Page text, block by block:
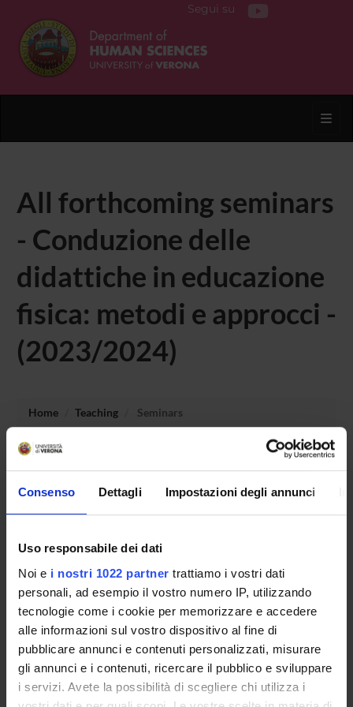
Consenso Dettagli Impostazioni degli annunci
Uso responsabile dei dati
Noi e i nostri 1022 partner trattiamo i vostri dati
personali, ad esempio il vostro numero IP, utilizzando
tecnologie come i cookie per memorizzare e accedere
alle informazioni sul vostro dispositivo al fine di
pubblicare annunci e contenuti personalizzati, misurare
gli annunci e i contenuti, ricercare il pubblico e sviluppare
i servizi. Avete la possibilità di scegliere chi utilizza i
Segui su
All forthcoming seminars
- Conduzione delle
didattiche in educazione
fisica: metodi e approcci -
(2023/2024)
Home Teaching Seminars
No recent seminar found relating to teaching Conduzione
STUDYING
COURSES
PHD PROGRAMMES AND POSTGRADUATE
TRAINING
Contacts